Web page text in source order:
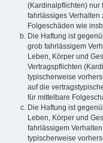
(Kardinalpflichten) nur
fahrlässiges Verhalten
Folgeschäden wie
Die Haftung ist
grob fahrlässigem
Leben, Körper und
Vertragspflichten
typischerweise
auf die
für mittelbare
Die Haftung ist
Leben, Körper und
fahrlässigem
typischerweise